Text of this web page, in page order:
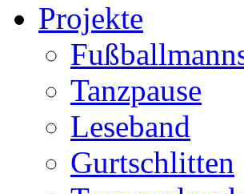
Projekte
Tanzpause
Leseband
Gurtschlitten